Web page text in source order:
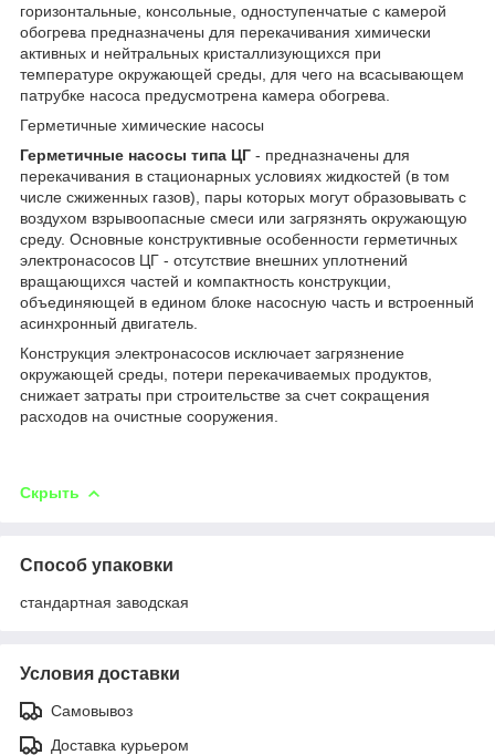
горизонтальные, консольные, одноступенчатые с камерой
обогрева предназначены для перекачивания химически
активных и нейтральных кристаллизующихся при
температуре окружающей среды, для чего на всасывающем
патрубке насоса предусмотрена камера обогрева.
Герметичные химические насосы
Герметичные насосы типа ЦГ - предназначены для
перекачивания в стационарных условиях жидкостей (в том
числе сжиженных газов), пары которых могут образовывать с
воздухом взрывоопасные смеси или загрязнять окружающую
среду. Основные конструктивные особенности герметичных
электронасосов ЦГ - отсутствие внешних уплотнений
вращающихся частей и компактность конструкции,
объединяющей в едином блоке насосную часть и встроенный
асинхронный двигатель.
Конструкция электронасосов исключает загрязнение
окружающей среды, потери перекачиваемых продуктов,
снижает затраты при строительстве за счет сокращения
расходов на очистные сооружения.
Скрыть
Способ упаковки
стандартная заводская
Условия доставки
Самовывоз
Доставка курьером